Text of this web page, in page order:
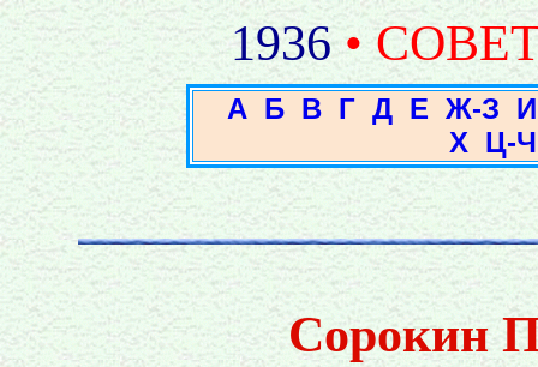
1936 •
А Б В Г Д Е Ж-З И
Х Ц-Ч
Сорокин